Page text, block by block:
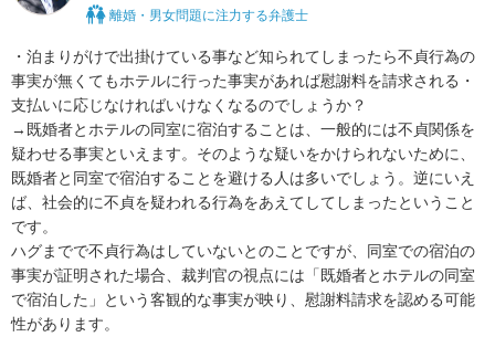
離婚・男女問題に注力する弁護士
・泊まりがけで出掛けている事など知られてしまったら不貞行為の
事実が無くてもホテルに行った事実があれば慰謝料を請求される・
支払いに応じなければいけなくなるのでしょうか？
→既婚者とホテルの同室に宿泊することは、一般的には不貞関係を
疑わせる事実といえます。そのような疑いをかけられないために、
既婚者と同室で宿泊することを避ける人は多いでしょう。逆にいえ
ば、社会的に不貞を疑われる行為をあえてしてしまったということ
です。
ハグまでで不貞行為はしていないとのことですが、同室での宿泊の
事実が証明された場合、裁判官の視点には「既婚者とホテルの同室
で宿泊した」という客観的な事実が映り、慰謝料請求を認める可能
性があります。